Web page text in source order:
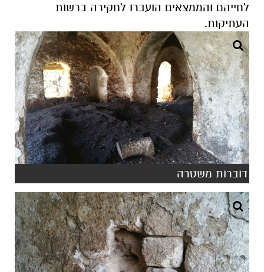
לחייהם והממצאים הועברו לחקירה ברשות
העתיקות.
דוברות משטרה